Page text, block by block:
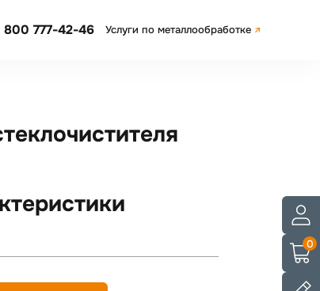
800 777-42-46 Услуги по металлообработке
0